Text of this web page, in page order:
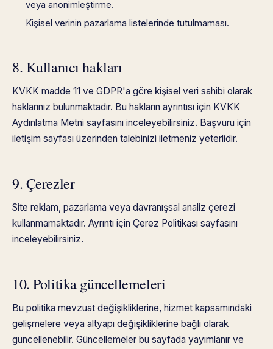
veya anonimleştirme.
Kişisel verinin pazarlama listelerinde tutulmaması.
8. Kullanıcı hakları
KVKK madde 11 ve GDPR'a göre kişisel veri sahibi olarak
haklarınız bulunmaktadır. Bu hakların ayrıntısı için KVKK
Aydınlatma Metni sayfasını inceleyebilirsiniz. Başvuru için
iletişim sayfası üzerinden talebinizi iletmeniz yeterlidir.
9. Çerezler
Site reklam, pazarlama veya davranışsal analiz çerezi
kullanmamaktadır. Ayrıntı için Çerez Politikası sayfasını
inceleyebilirsiniz.
10. Politika güncellemeleri
Bu politika mevzuat değişikliklerine, hizmet kapsamındaki
gelişmelere veya altyapı değişikliklerine bağlı olarak
güncellenebilir. Güncellemeler bu sayfada yayımlanır ve